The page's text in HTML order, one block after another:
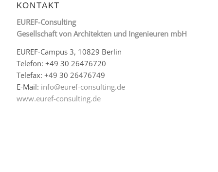
KONTAKT
EUREF-Consulting
Gesellschaft von Architekten und Ingenieuren mbH
EUREF-Campus 3, 10829 Berlin
Telefon: +49 30 26476720
Telefax: +49 30 26476749
E-Mail: info@euref-consulting.de
www.euref-consulting.de